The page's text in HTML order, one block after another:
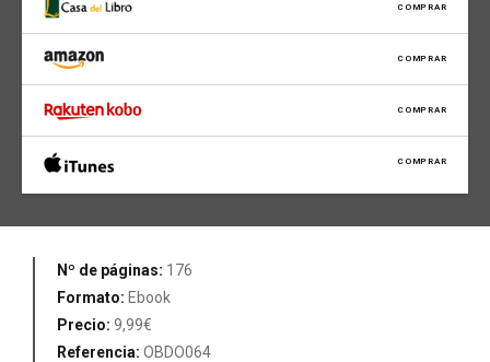
COMPRAR
COMPRAR
COMPRAR
COMPRAR
Nº de páginas: 176
Formato: Ebook
Precio: 9,99€
Referencia: OBDO064